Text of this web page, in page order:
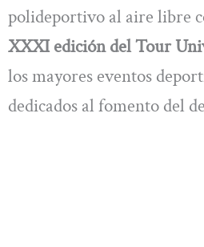
polideportivo al aire libre
XXXI edición del Tour
los mayores eventos
dedicados al fomento del